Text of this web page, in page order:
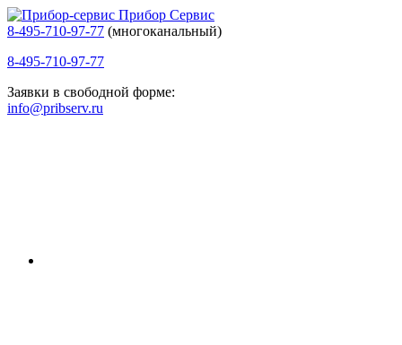
Прибор Сервис
8-495-710-97-77 (многоканальный)
8-495-710-97-77
Заявки в свободной форме:
info@pribserv.ru